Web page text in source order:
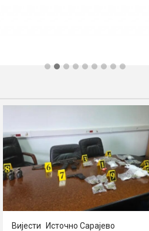
Вијести Источно Сарајево